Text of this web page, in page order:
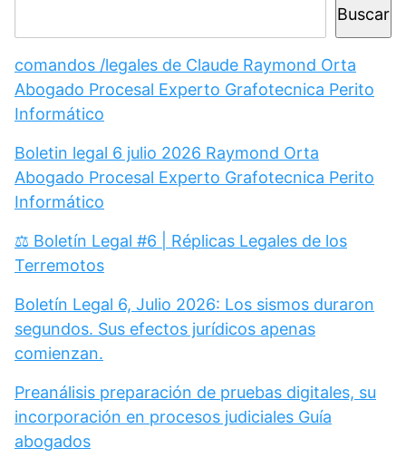
Buscar
comandos /legales de Claude Raymond Orta
Abogado Procesal Experto Grafotecnica Perito
Informático
Boletin legal 6 julio 2026 Raymond Orta
Abogado Procesal Experto Grafotecnica Perito
Informático
⚖️ Boletín Legal #6 | Réplicas Legales de los
Terremotos
Boletín Legal 6, Julio 2026: Los sismos duraron
segundos. Sus efectos jurídicos apenas
comienzan.
Preanálisis preparación de pruebas digitales, su
incorporación en procesos judiciales Guía
abogados